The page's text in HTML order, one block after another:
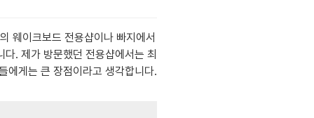
웨이크보드 전용샵이나 빠지에서
. 제가 방문했던 전용샵에서는 최
에게는 큰 장점이라고 생각합니다.